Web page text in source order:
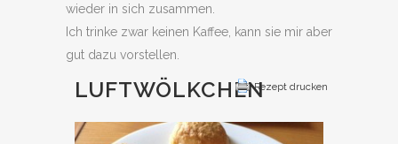
wieder in sich zusammen.
Ich trinke zwar keinen Kaffee, kann sie mir aber
gut dazu vorstellen.
LUFTWÖLKCHENRezept drucken